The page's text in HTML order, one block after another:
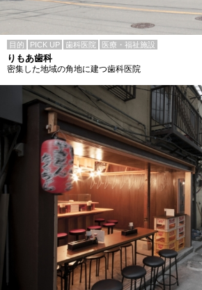
目的 PICK UP 歯科医院 医療・福祉施設
りもあ歯科
密集した地域の角地に建つ歯科医院